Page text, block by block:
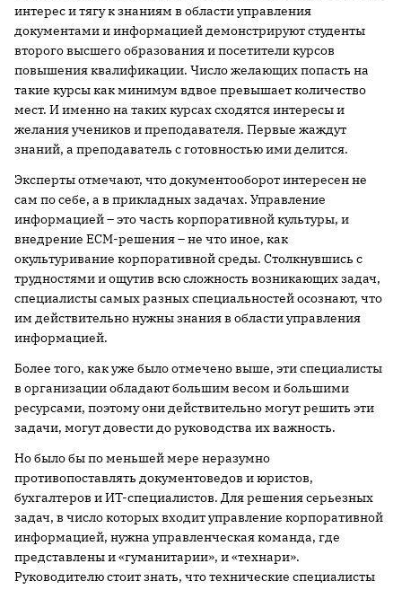
интерес и тягу к знаниям в области управления
документами и информацией демонстрируют студенты
второго высшего образования и посетители курсов
повышения квалификации. Число желающих попасть на
такие курсы как минимум вдвое превышает количество
мест. И именно на таких курсах сходятся интересы и
желания учеников и преподавателя. Первые жаждут
знаний, а преподаватель с готовностью ими делится.
Эксперты отмечают, что документооборот интересен не
сам по себе, а в прикладных задачах. Управление
информацией – это часть корпоративной культуры, и
внедрение ECM-решения – не что иное, как
окультуривание корпоративной среды. Столкнувшись с
трудностями и ощутив всю сложность возникающих задач,
специалисты самых разных специальностей осознают, что
им действительно нужны знания в области управления
информацией.
Более того, как уже было отмечено выше, эти специалисты
в организации обладают большим весом и большими
ресурсами, поэтому они действительно могут решить эти
задачи, могут довести до руководства их важность.
Но было бы по меньшей мере неразумно
противопоставлять документоведов и юристов,
бухгалтеров и ИТ-специалистов. Для решения серьезных
задач, в число которых входит управление корпоративной
информацией, нужна управленческая команда, где
представлены и «гуманитарии», и «технари».
Руководителю стоит знать, что технические специалисты